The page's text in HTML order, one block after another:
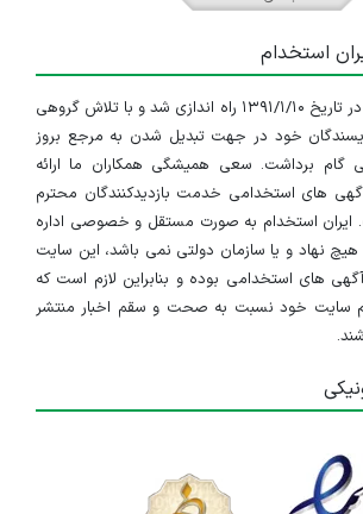
استخدام
سایت ایران استخدام در تاریخ ۱۳۹۱/۱/۱۰ راه اندازی شد و با تلاش گروهی
خود در جهت تبدیل شدن به مرجع بروز
گام برداشت. سعی همیشگی همکاران ما ارائه
های استخدامی خدمت بازدیدکنندگان محترم
استخدام به صورت مستقل و خصوصی اداره
نهاد و یا سازمان دولتی نمی باشد، این سایت
های استخدامی بوده و بنابراین لازم است که
سایت خود نسبت به صحت و سقم اخبار منتشر